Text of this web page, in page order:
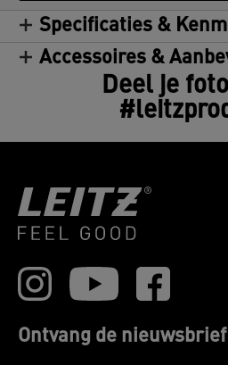
Specificaties &
Accessoires &
Deel je
Ontvang de